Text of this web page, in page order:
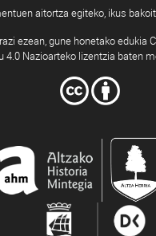
aitortza egiteko, ikus
ezean, gune honetako edukia
4.0 Nazioarteko lizentzia baten